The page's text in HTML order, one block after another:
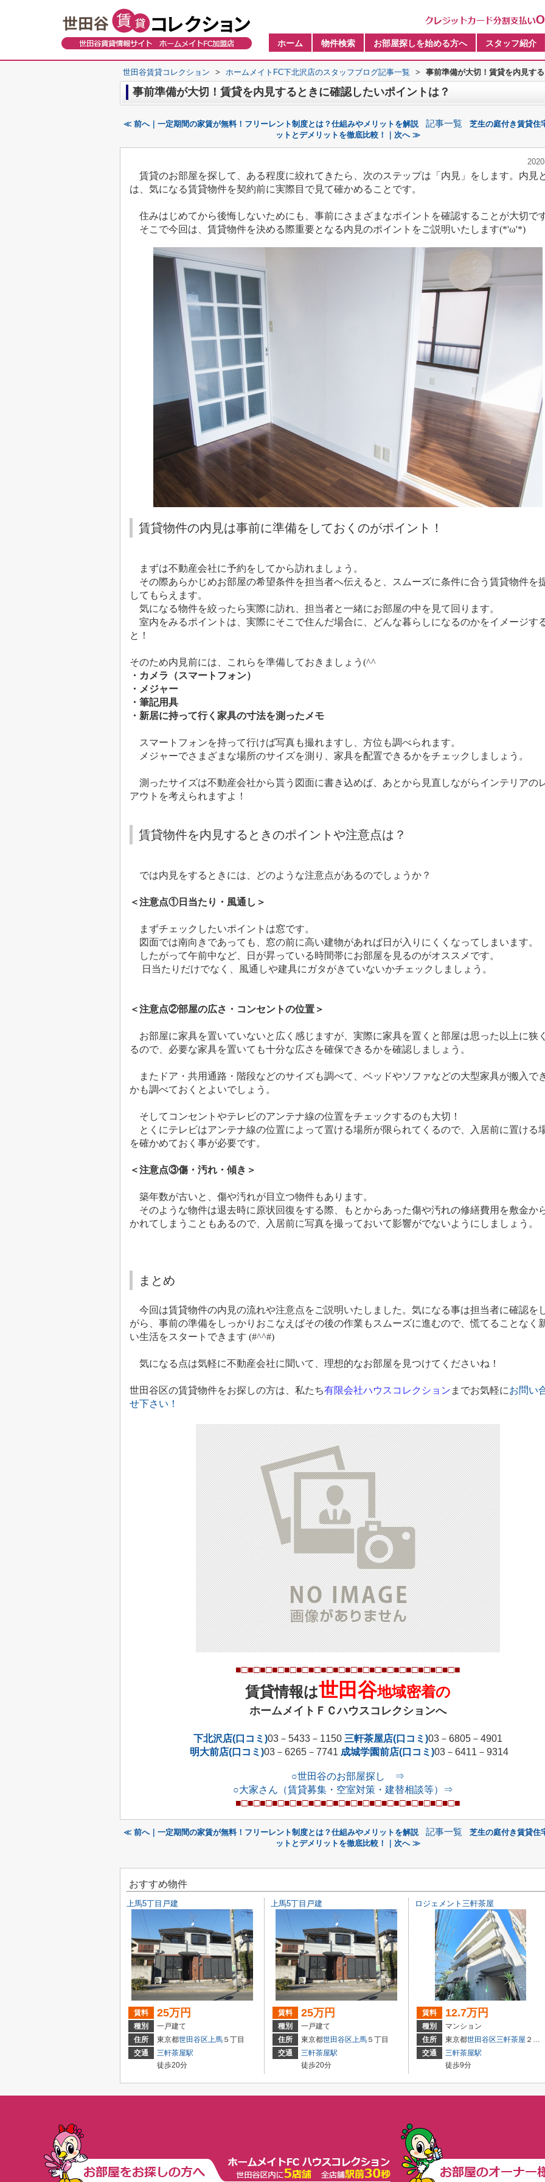
ホーム 物件検索 お部屋探しを始める方へ スタッフ紹介
世田谷賃貸コレクション > ホームメイトFC下北沢店のスタッフブログ記事一覧 > 事前準備が大切！賃貸を内見す
事前準備が大切！賃貸を内見するときに確認したいポイントは？
≪ 前へ｜一定期間の家賃が無料！フリーレント制度とは？仕組みやメリットを解説 記事一覧
芝生の庭付き賃貸住
ットとデメリットを徹底比較！｜次へ ≫
賃貸のお部屋を探して、ある程度に絞れてきたら、次のステップは「内見」をします。 内見
は、気になる賃貸物件を契約前に実際目で見て確かめることです。
住みはじめてから後悔しないためにも、事前にさまざまなポイントを確認することが大切です
そこで今回は、賃貸物件を決める際重要となる内見のポイントをご説明いたします(*'ω'*)
賃貸物件の内見は事前に準備をしておくのがポイント！
まずは不動産会社に予約をしてから訪れましょう。
その際あらかじめお部屋の希望条件を担当者へ伝えると、スムーズに条件に合う賃貸物件を
してもらえます。
気になる物件を絞ったら実際に訪れ、担当者と一緒にお部屋の中を見て回ります。
室内をみるポイントは、実際にそこで住んだ場合に、どんな暮らしになるのかをイメージす
と！
そのため内見前には、これらを準備しておきましょう(^^ゞ
・カメラ（スマートフォン）
・メジャー
・筆記用具
・新居に持って行く家具の寸法を測ったメモ
スマートフォンを持って行けば写真も撮れますし、方位も調べられます。
メジャーでさまざまな場所のサイズを測り、家具を配置できるかをチェックしましょう。
測ったサイズは不動産会社から貰う図面に書き込めば、あとから見直しながらインテリアの
アウトを考えられますよ！
賃貸物件を内見するときのポイントや注意点は？
では内見をするときには、どのような注意点があるのでしょうか？
＜注意点①日当たり・風通し＞
まずチェックしたいポイントは窓です。
図面では南向きであっても、窓の前に高い建物があれば日が入りにくくなってしまいます。
したがって午前中など、日が昇っている時間帯にお部屋を見るのがオススメです。
日当たりだけでなく、風通しや建具にガタがきていないかチェックしましょう。
＜注意点②部屋の広さ・コンセントの位置＞
お部屋に家具を置いていないと広く感じますが、実際に家具を置くと部屋は思った以上に狭
るので、必要な家具を置いても十分な広さを確保できるかを確認しましょう。
またドア・共用通路・階段などのサイズも調べて、ベッドやソファなどの大型家具が搬入で
かも調べておくとよいでしょう。
そしてコンセントやテレビのアンテナ線の位置をチェックするのも大切！
とくにテレビはアンテナ線の位置によって置ける場所が限られてくるので、入居前に置ける
を確かめておく事が必要です。
＜注意点③傷・汚れ・傾き＞
築年数が古いと、傷や汚れが目立つ物件もあります。
そのような物件は退去時に原状回復をする際、もとからあった傷や汚れの修繕費用を敷金か
かれてしまうこともあるので、入居前に写真を撮っておいて影響がでないようにしましょう。
まとめ
今回は賃貸物件の内見の流れや注意点をご説明いたしました。気になる事は担当者に確認を
がら、 事前の準備をしっかりおこなえばその後の作業もスムーズに進むので、慌てることなく
い生活をスタートできます (#^^#)
気になる点は気軽に不動産会社に聞いて、理想的なお部屋を見つけてくださいね！
世田谷区の賃貸物件をお探しの方は、私たち有限会社ハウスコレクション までお気軽にお問い
せ下さい！
■□■□■□■□■□■□■□■□■□■□■□■□■□■□■□■□■□■□■
賃貸情報は世田谷地域密着の
ホームメイトＦＣハウスコレクションへ
下北沢店(口コミ)03 － 5433 － 1150 三軒茶屋店(口コミ)03 － 6805 － 4901
明大前店(口コミ)03 － 6265 － 7741 成城学園前店(口コミ)03 － 6411 － 9314
○世田谷のお部屋探し ⇒
○大家さん（賃貸募集・空室対策・建替相談等）⇒
■□■□■□■□■□■□■□■□■□■□■□■□■□■□■□■□■□■□■
≪ 前へ｜一定期間の家賃が無料！フリーレント制度とは？仕組みやメリットを解説 記事一覧
芝生の庭付き賃貸住
ットとデメリットを徹底比較！｜次へ ≫
おすすめ物件
上馬5丁目戸建
賃料 25万円
種別
一戸建て
住所
東京都世田谷区上馬 ５丁目
交通
三軒茶屋駅
徒歩20分
上馬5丁目戸建
賃料 25万円
種別
一戸建て
住所
東京都世田谷区上馬 ５丁目
交通
三軒茶屋駅
徒歩20分
ロジェメント三軒茶屋
賃料 12.7万円
種別
マンション
住所
東京都世田谷区三軒茶屋 ２丁目３９-７
交通
三軒茶屋駅
徒歩9分